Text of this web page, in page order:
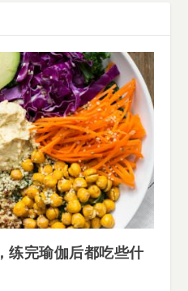
练完瑜伽后都吃些什